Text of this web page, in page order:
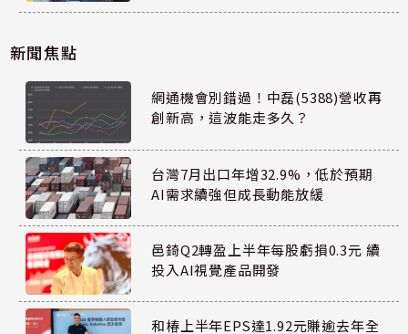
新聞焦點
網通機會別錯過！中磊(5388)營收再
創新高，這波能走多久？
台灣7月出口年增32.9%，低於預期
AI需求續強但成長動能放緩
邑錡Q2轉盈上半年每股虧損0.3元 續
投入AI視覺產品開發
和椿上半年EPS達1.92元賺逾去年全